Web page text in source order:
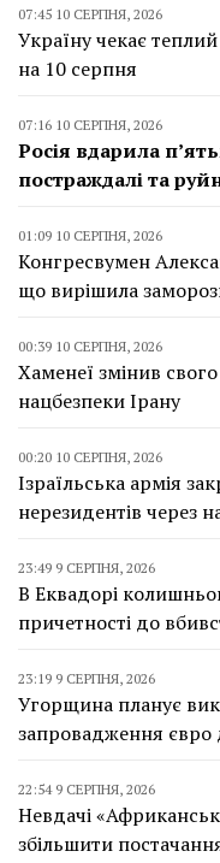
07:45 10 СЕРПНЯ, 2026
Україну чекає
на 10 серпня
07:16 10 СЕРПНЯ, 2026
Росія вдарила
постраждалі та
01:09 10 СЕРПНЯ, 2026
Конгресвумен
що вирішила
00:39 10 СЕРПНЯ, 2026
Хаменеї змінив
нацбезпеки Ірану
00:20 10 СЕРПНЯ, 2026
Ізраїльська армія
нерезидентів через
23:49 9 СЕРПНЯ, 2026
В Еквадорі
причетності до
23:19 9 СЕРПНЯ, 2026
Угорщина планує
запровадження євро
22:54 9 СЕРПНЯ, 2026
Невдачі
збільшити